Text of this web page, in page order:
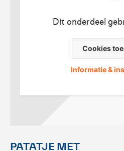
Dit onderdeel
Cookies
Informatie &
PATATJE MET